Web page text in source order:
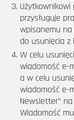
przysługuje
wpisanemu
do usunięcia z
W celu
wiadomość e-
a w celu
wiadomość e-
Newsletter”
Wiadomość